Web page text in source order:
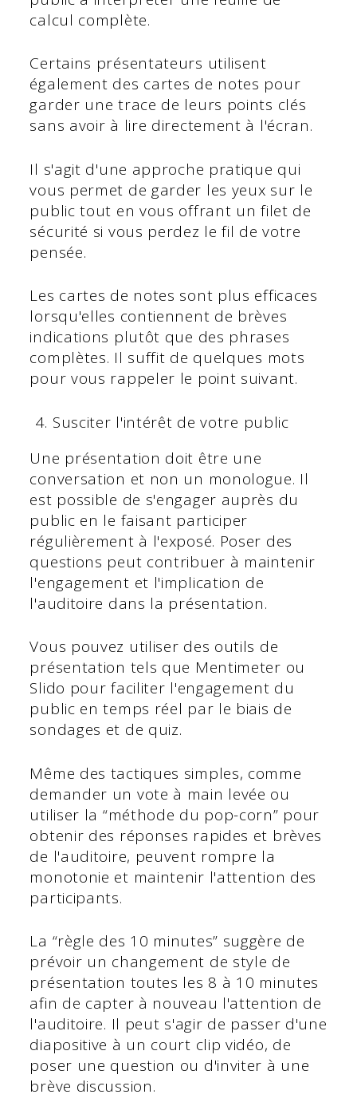
calcul complète.
Certains présentateurs utilisent
également des cartes de notes pour
garder une trace de leurs points clés
sans avoir à lire directement à l'écran.
Il s'agit d'une approche pratique qui
vous permet de garder les yeux sur le
public tout en vous offrant un filet de
sécurité si vous perdez le fil de votre
pensée.
Les cartes de notes sont plus efficaces
lorsqu'elles contiennent de brèves
indications plutôt que des phrases
complètes. Il suffit de quelques mots
pour vous rappeler le point suivant.
Susciter l'intérêt de votre public
Une présentation doit être une
conversation et non un monologue. Il
est possible de s'engager auprès du
public en le faisant participer
régulièrement à l'exposé. Poser des
questions peut contribuer à maintenir
l'engagement et l'implication de
l'auditoire dans la présentation.
Vous pouvez utiliser des outils de
présentation tels que Mentimeter ou
Slido pour faciliter l'engagement du
public en temps réel par le biais de
sondages et de quiz.
Même des tactiques simples, comme
demander un vote à main levée ou
utiliser la “méthode du pop-corn” pour
obtenir des réponses rapides et brèves
de l'auditoire, peuvent rompre la
monotonie et maintenir l'attention des
participants.
La “règle des 10 minutes” suggère de
prévoir un changement de style de
présentation toutes les 8 à 10 minutes
afin de capter à nouveau l'attention de
l'auditoire. Il peut s'agir de passer d'une
diapositive à un court clip vidéo, de
poser une question ou d'inviter à une
brève discussion.